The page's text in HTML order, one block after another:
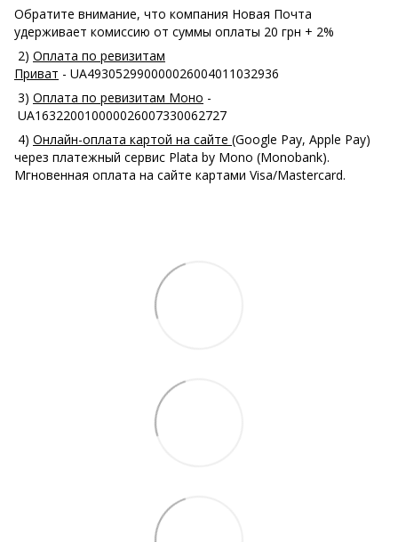
Обратите внимание, что компания Новая Почта
удерживает комиссию от суммы оплаты 20 грн + 2%
2) Оплата по ревизитам
Приват - UA493052990000026004011032936
3) Оплата по ревизитам Моно -
UA163220010000026007330062727
4) Онлайн-оплата картой на сайте (Google Pay, Apple Pay)
через платежный сервис Plata by Mono (Monobank).
Мгновенная оплата на сайте картами Visa/Mastercard.